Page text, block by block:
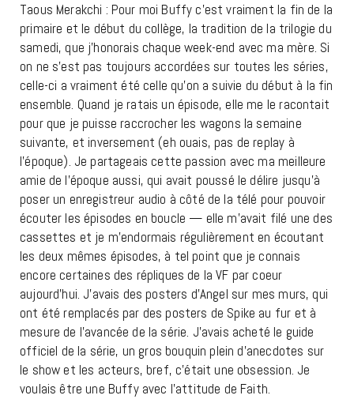
Taous Merakchi : Pour moi Buffy c’est vraiment la fin de la
primaire et le début du collège, la tradition de la trilogie du
samedi, que j’honorais chaque week-end avec ma mère. Si
on ne s’est pas toujours accordées sur toutes les séries,
celle-ci a vraiment été celle qu’on a suivie du début à la fin
ensemble. Quand je ratais un épisode, elle me le racontait
pour que je puisse raccrocher les wagons la semaine
suivante, et inversement (eh ouais, pas de replay à
l’époque). Je partageais cette passion avec ma meilleure
amie de l’époque aussi, qui avait poussé le délire jusqu’à
poser un enregistreur audio à côté de la télé pour pouvoir
écouter les épisodes en boucle — elle m’avait filé une des
cassettes et je m’endormais régulièrement en écoutant
les deux mêmes épisodes, à tel point que je connais
encore certaines des répliques de la VF par coeur
aujourd’hui. J’avais des posters d’Angel sur mes murs, qui
ont été remplacés par des posters de Spike au fur et à
mesure de l’avancée de la série. J’avais acheté le guide
officiel de la série, un gros bouquin plein d’anecdotes sur
le show et les acteurs, bref, c’était une obsession. Je
voulais être une Buffy avec l’attitude de Faith.